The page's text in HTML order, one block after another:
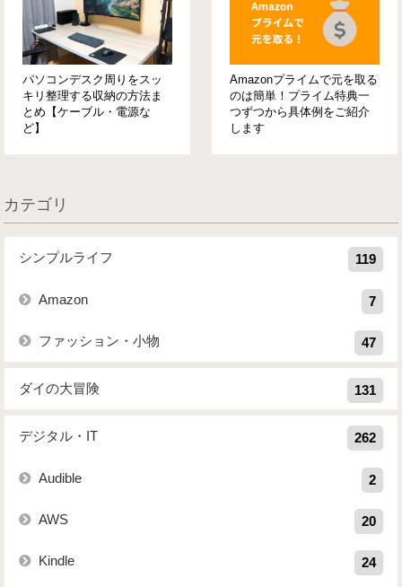
パソコンデスク周りをスッ
キリ整理する収納の方法ま
とめ【ケーブル・電源な
ど】
Amazonプライムで元を取る
のは簡単！プライム特典一
つずつから具体例をご紹介
します
カテゴリ
シンプルライフ 119
Amazon 7
ファッション・小物 47
ダイの大冒険 131
デジタル・IT 262
Audible 2
AWS 20
Kindle 24